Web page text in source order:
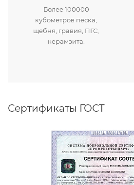
Более 100000
кубометров песка,
щебня, гравия, ПГС,
керамзита.
Сертификаты ГОСТ